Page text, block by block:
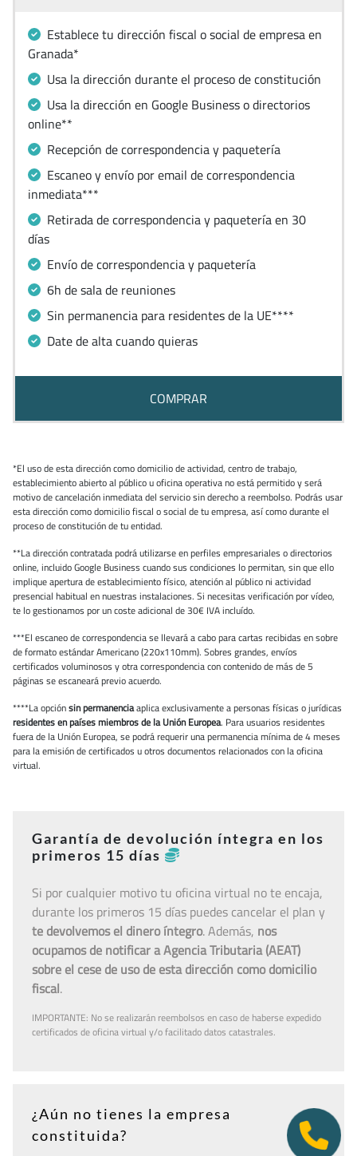
Establece tu dirección fiscal o social de empresa en
Granada*
Usa la dirección durante el proceso de constitución
Usa la dirección en Google Business o directorios
online**
Recepción de correspondencia y paquetería
Escaneo y envío por email de correspondencia
inmediata***
Retirada de correspondencia y paquetería en 30
días
Envío de correspondencia y paquetería
6h de sala de reuniones
Sin permanencia para residentes de la UE****
Date de alta cuando quieras
COMPRAR
*El uso de esta dirección como domicilio de actividad, centro de trabajo,
establecimiento abierto al público u oficina operativa no está permitido y será
motivo de cancelación inmediata del servicio sin derecho a reembolso. Podrás usar
esta dirección como domicilio fiscal o social de tu empresa, así como durante el
proceso de constitución de tu entidad.
**La dirección contratada podrá utilizarse en perfiles empresariales o directorios
online, incluido Google Business cuando sus condiciones lo permitan, sin que ello
implique apertura de establecimiento físico, atención al público ni actividad
presencial habitual en nuestras instalaciones. Si necesitas verificación por vídeo,
te lo gestionamos por un coste adicional de 30€ IVA incluído.
***El escaneo de correspondencia se llevará a cabo para cartas recibidas en sobre
de formato estándar Americano (220x110mm). Sobres grandes, envíos
certificados voluminosos y otra correspondencia con contenido de más de 5
páginas se escaneará previo acuerdo.
****La opciónsin permanenciaaplica exclusivamente a personas físicas o jurídicas
residentes en países miembros de la Unión Europea. Para usuarios residentes
fuera de la Unión Europea, se podrá requerir una permanencia mínima de 4 meses
para la emisión de certificados u otros documentos relacionados con la oficina
virtual.
Garantía de devolución íntegra en los
primeros 15 días
Si por cualquier motivo tu oficina virtual no te encaja,
durante los primeros 15 días puedes cancelar el plan y
te devolvemos el dinero íntegro. Además, nos
ocupamos de notificar a Agencia Tributaria (AEAT)
sobre el cese de uso de esta dirección como domicilio
fiscal.
IMPORTANTE: No se realizarán reembolsos en caso de haberse expedido
certificados de oficina virtual y/o facilitado datos catastrales.
¿Aún no tienes la empresa
constituida?